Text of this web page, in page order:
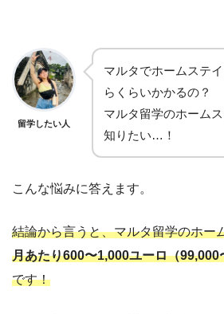
留学したい人
マルタでホームステ
らくらいかかるの？
マルタ留学のホーム
知りたい…！
こんな悩みに答えます。
結論から言うと、マルタ留学のホー
月あたり600〜1,000ユーロ（99,000
です！